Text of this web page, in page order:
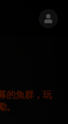
的魚群，玩
。